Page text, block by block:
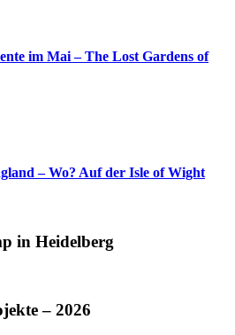
im Mai – The Lost Gardens of
– Wo? Auf der Isle of Wight
in Heidelberg
– 2026